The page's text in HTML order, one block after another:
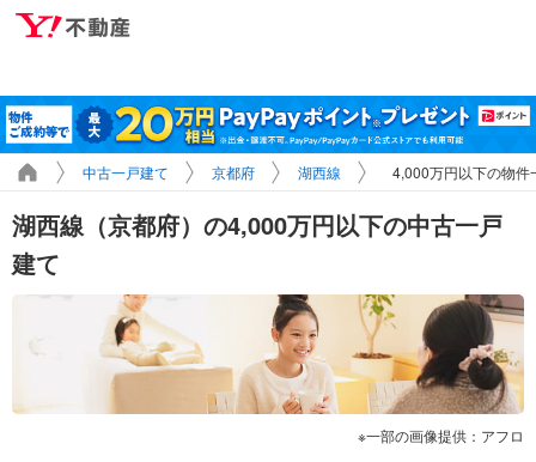
中古一戸建て 京都府 湖西線 4,000万円以下の物件
湖西線（京都府）の4,000万円以下の中古一戸
建て
一部の画像提供：アフロ